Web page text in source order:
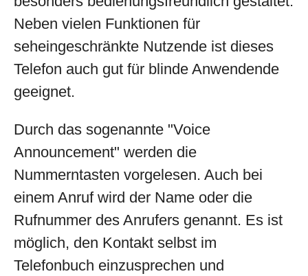
Neben vielen Funktionen für
seheingeschränkte Nutzende ist dieses
Telefon auch gut für blinde Anwendende
geeignet.
Durch das sogenannte "Voice
Announcement" werden die
Nummerntasten vorgelesen. Auch bei
einem Anruf wird der Name oder die
Rufnummer des Anrufers genannt. Es ist
möglich, den Kontakt selbst im
Telefonbuch einzusprechen und